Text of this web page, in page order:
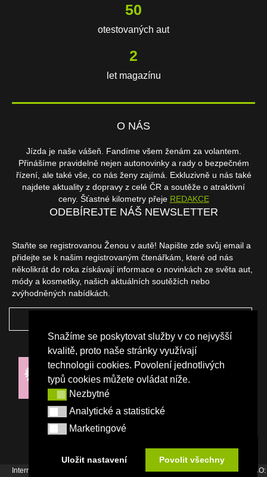
Snažíme se poskytovat služby v co nejvyšší
kvalitě, proto naše stránky využívají
technologii cookies. Povolení jednotlivých
typů cookies můžete ovládat níže.
NezbytnéNezbytné
Analytické a statistické
Analytické a statistické
Marketingové
Marketingové
Uložit nastavení Povolit všechny
104
otestovaných aut
3
let magazínu
O NÁS
Jízda je naše vášeň. Fandíme všem ženám za volantem.
Přinášíme pravidelně nejen autonovinky a rady o bezpečném
řízení, ale také vše, co nás ženy zajímá. Exkluzivně u nás také
najdete aktuality z dopravy z celé ČR a soutěže o atraktivní
ceny. Šťastné kilometry přeje REDAKCE
ODEBÍREJTE NÁŠ NEWSLETTER
Staňte se registrovanou Ženou v autě! Napište zde svůj email a
přidejte se k našim registrovaným čtenářkám, které od nás
několikrát do roka získávají informace o novinkách ze světa aut,
módy a kosmetiky, našich aktuálních soutěžích nebo
zvýhodněných nabídkách.
NAŠI PARTNEŘI
Internetový magazín Žena v autě vydává vydavatelství Srdce Evropy s.r.o., IČO: